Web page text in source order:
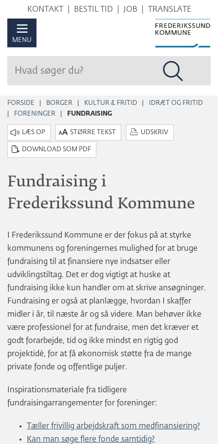
Hop
KONTAKT BESTIL TID JOB TRANSLATE
MENU
FORSIDE BORGER KULTUR & FRITID
IDRÆT OG FRITID
FORENINGER
FUNDRAISING
STØRRE TEKST UDSKRIV
DOWNLOAD SOM PDF
Fundraising i
Frederikssund Kommune
I Frederikssund Kommune er der fokus på at styrke
kommunens og foreningernes mulighed for at bruge
fundraising til at finansiere nye indsatser eller
udviklingstiltag. Det er dog vigtigt at huske at
fundraising ikke kun handler om at skrive ansøgninger.
Fundraising er også at planlægge, hvordan I skaffer
midler i år, til næste år og så videre. Man behøver ikke
være professionel for at fundraise, men det kræver et
godt forarbejde, tid og ikke mindst en rigtig god
projektidé, for at få økonomisk støtte fra de mange
private fonde og offentlige puljer.
Inspirationsmateriale fra tidligere
fundraisingarrangementer for foreninger:
Tæller frivillig arbejdskraft som medfinansiering?
Kan man søge flere fonde samtidig?